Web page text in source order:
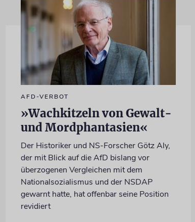
AFD-VERBOT
»Wachkitzeln von Gewalt-
und Mordphantasien«
Der Historiker und NS-Forscher Götz Aly,
der mit Blick auf die AfD bislang vor
überzogenen Vergleichen mit dem
Nationalsozialismus und der NSDAP
gewarnt hatte, hat offenbar seine Position
revidiert